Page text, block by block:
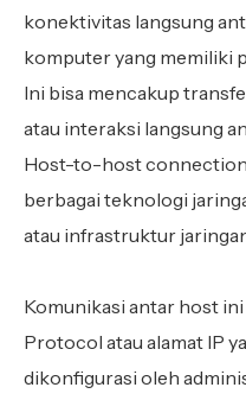
konektivitas langsung
komputer yang memiliki
Ini bisa mencakup
atau interaksi langsung
Host-to-host
berbagai teknologi
atau infrastruktur
Komunikasi antar host
Protocol atau alamat IP
dikonfigurasi oleh